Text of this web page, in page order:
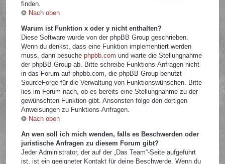
finden.
Nach oben
Warum ist Funktion x oder y nicht enthalten?
Diese Software wurde von der phpBB Group geschrieben.
Wenn du denkst, dass eine Funktion implementiert werden
muss, dann besuchephpbb.com und warte die Stellungnahme
der phpBB Group ab. Bitte schreibe Funktions-Anfragen nicht
in das Forum auf phpbb.com, die phpBB Group benutzt
SourceForge für die Verwaltung von Funktionswünschen. Bitte
lies im Forum nach, ob es bereits eine Stellungnahme zu der
gewünschten Funktion gibt. Ansonsten folge den dortigen
Anweisungen zu Funktions-Anfragen.
Nach oben
An wen soll ich mich wenden, falls es Beschwerden oder
juristische Anfragen zu diesem Forum gibt?
Jeder Administrator, der auf der „Das Team“-Seite aufgeführt
ist, ist ein geeigneter Kontakt für deine Beschwerde. Wenn du